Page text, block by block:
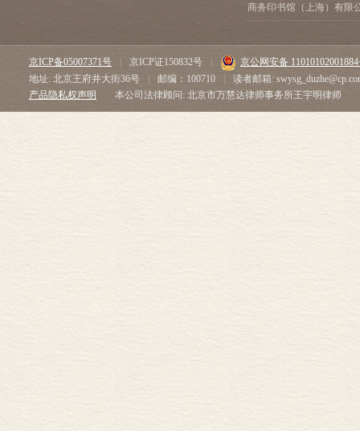
商务印书馆（上海）有限
京ICP备05007371号 京ICP证150832号
京公网安备
地址: 北京王府井大街36号
邮编：100710
读者邮箱:
产品隐私权声明
本公司法律顾问: 北京市万慧达律师事务所王宇明律师